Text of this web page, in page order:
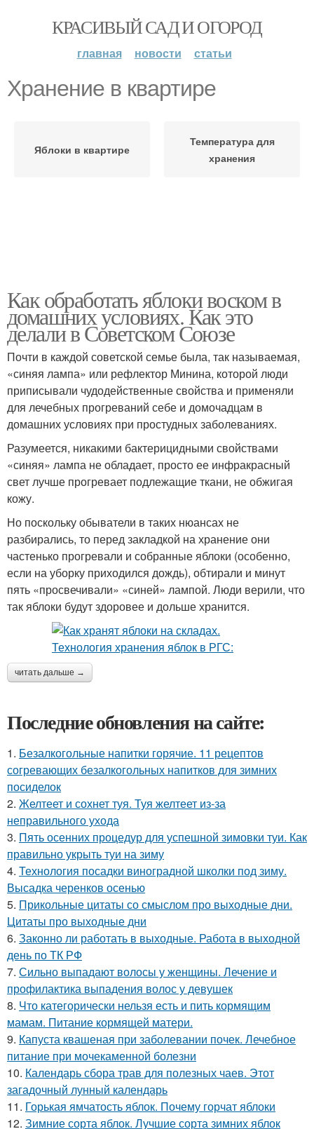
КРАСИВЫЙ САД И ОГОРОД
главная новости статьи
Хранение в квартире
Яблоки в квартире
Температура для
хранения
Как обработать яблоки воском в
домашних условиях. Как это
делали в Советском Союзе
Почти в каждой советской семье была, так называемая,
«синяя лампа» или рефлектор Минина, которой люди
приписывали чудодейственные свойства и применяли
для лечебных прогреваний себе и домочадцам в
домашних условиях при простудных заболеваниях.
Разумеется, никакими бактерицидными свойствами
«синяя» лампа не обладает, просто ее инфракрасный
свет лучше прогревает подлежащие ткани, не обжигая
кожу.
Но поскольку обыватели в таких нюансах не
разбирались, то перед закладкой на хранение они
частенько прогревали и собранные яблоки (особенно,
если на уборку приходился дождь), обтирали и минут
пять «просвечивали» «синей» лампой. Люди верили, что
так яблоки будут здоровее и дольше хранится.
читать дальше →
Последние обновления на сайте:
1. Безалкогольные напитки горячие. 11 рецептов
согревающих безалкогольных напитков для зимних
посиделок
2. Желтеет и сохнет туя. Туя желтеет из-за
неправильного ухода
3. Пять осенних процедур для успешной зимовки туи. Как
правильно укрыть туи на зиму
4. Технология посадки виноградной школки под зиму.
Высадка черенков осенью
5. Прикольные цитаты со смыслом про выходные дни.
Цитаты про выходные дни
6. Законно ли работать в выходные. Работа в выходной
день по ТК РФ
7. Сильно выпадают волосы у женщины. Лечение и
профилактика выпадения волос у девушек
8. Что категорически нельзя есть и пить кормящим
мамам. Питание кормящей матери.
9. Капуста квашеная при заболевании почек. Лечебное
питание при мочекаменной болезни
10. Календарь сбора трав для полезных чаев. Этот
загадочный лунный календарь
11. Горькая ямчатость яблок. Почему горчат яблоки
12. Зимние сорта яблок. Лучшие сорта зимних яблок